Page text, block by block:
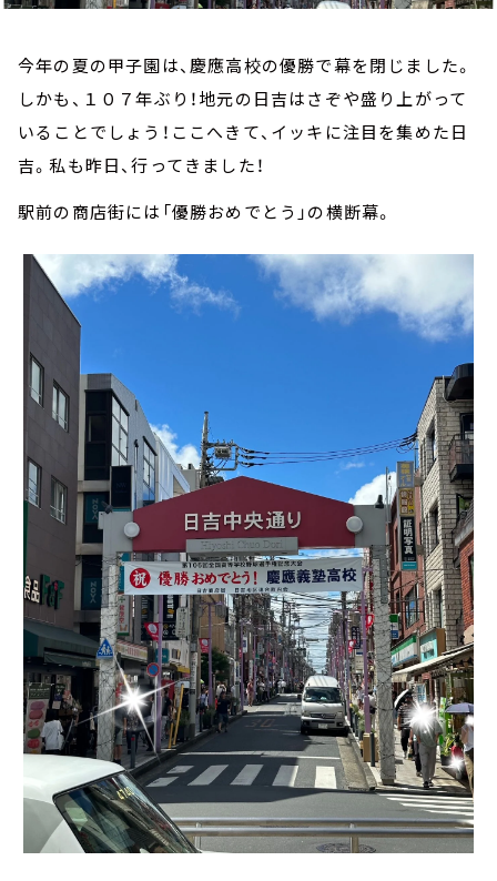
今年の夏の甲子園は、慶應高校の優勝で幕を閉じました。
しかも、１０７年ぶり！地元の日吉はさぞや盛り上がって
いることでしょう！ここへきて、イッキに注目を集めた日
吉。私も昨日、行ってきました！
駅前の商店街には「優勝おめでとう」の横断幕。